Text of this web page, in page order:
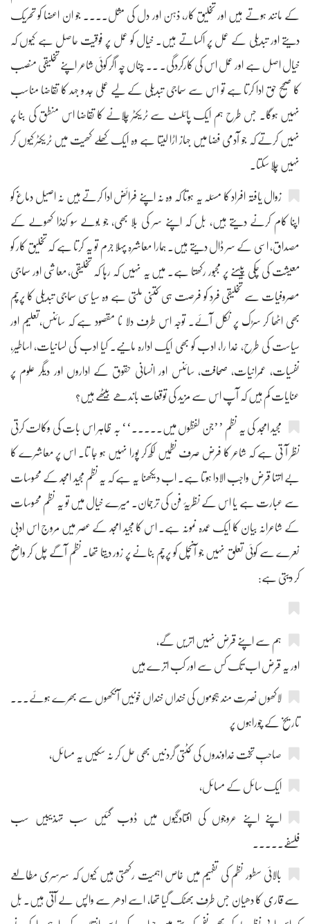
کے مانند ہوتے ہیں اور تخلیق کار، ذہن اور دل کی مثل۔۔۔۔ جو ان اعضا کو تحریک
دیتے اور تبدیلی کے عمل پر اکساتے ہیں۔ خیال کو عمل پر فوقیت حاصل ہے کیوں کہ
خیال اصل ہے اور عمل اس کی کارکردگی۔ ۔۔ چناں چہ اگر کوئی شاعر اپنے تخلیقی منصب
کا صحیح حق ادا کرتا ہے تو اس سے سماجی تبدیلی کے لیے عملی جد و جہد کا تقاضا مناسب
نہیں ہوگا۔ جس طرح ہم ایک پائلٹ سے ٹریکٹر چلانے کا تقاضا اس منطق کی بنا پر
نہیں کرتے کہ جو آدمی فضا میں جہاز اڑا لیتا ہے وہ ایک کھلے کھیت میں ٹریکٹر کیوں کر
نہیں چلا سکتا۔
زوال یافتہ افراد کا مسئلہ یہ ہوتا کہ وہ نہ اپنے فرائض ادا کرتے ہیں نہ اصیل دماغ کو
اپنا کام کرنے دیتے ہیں، بل کہ اپنے سر کی بلا بھی، جو بولے سو کُنڈا کھولے کے
مصداق، اسی کے سر ڈال دیتے ہیں۔ ہمارا معاشرہ پہلا جرم تو یہ کرتا ہے کہ تخلیق کار کو
معیشت کی چکی پیسنے پر مجبور رکھتا ہے۔ میں یہ نہیں کہ رہا کہ تخلیقی، معاشی اور سماجی
مصروفیات سے تخلیقی فرد کو فرصت ہی کتنی ملتی ہے وہ سیاسی سماجی تبدیلی کا پرچم
بھی اٹھا کر سڑک پر نکل آئے۔ توجہ اس طرف دلا نا مقصود ہے کہ سائنس،تعلیم اور
سیاست کی طرح، خدا را، ادب کو بھی ایک ادارہ مانیے۔ کیا ادب کی لسانیات، اساطیر،
نفسیات، عمرانیات، صحافت، سائنس اور انسانی حقوق کے اداروں اور دیگر علوم پر
عنایات کم ہیں کہ آپ اس سے مزید کی توقعات باندھے بیٹھے ہیں؟
مجید امجد کی یہ نظم ’’جن لفظوں میں۔۔۔۔۔‘‘ بہ ظاہر اس بات کی وکالت کرتی
نظر آ تی ہے کہ شاعر کا فرض صرف نظمیں لکھ کر پورا نہیں ہو جا تا۔ اس پر معاشرے کا
بے انتہا قرض واجب الادا ہوتا ہے۔ اب دیکھنا یہ ہے کہ یہ نظم مجید امجد کے محسوسات
سے عبارت ہے یا اس کے نظریۂ فن کی ترجمان۔ میرے خیال میں تو یہ نظم محسوسات
کے شاعرانہ بیان کا ایک عمدہ نمونہ ہے۔ اس کا مجید امجد کے عصر میں مروج اس ادبی
نعرے سے کوئی تعلق نہیں جو آنچل کو پرچم بنانے پر زور دیتا تھا۔ نظم آگے چل کر واضح
کر دیتی ہے:
ہم سے اپنے قرض نہیں اتریں گے،
اور یہ قرض اب تک کس سے اور کب اترے ہیں
لاکھوں نصرت مند ہجوموں کی خنداں خنداں خونیں آنکھوں سے بھرے ہوئے۔۔۔
تاریخ کے چوراہوں پر
صاحبِ تخت خداوندوں کی کٹتی گردنیں بھی حل کر نہ سکیں یہ مسائل،
ایک سائل کے مسائل،
اپنے اپنے عروجوں کی افتادگیوں میں ڈوب گئیں سب تہذیبیں سب
فلسفے۔۔۔۔۔
بالائی سطور نظم کی تفہیم میں خاص اہمیت رکھتی ہیں کیوں کہ سرسری مطالعے
سے قاری کا دھیان جس طرف بھٹک گیا تھا، اسے ادھر سے واپس لے آتی ہیں۔ بل